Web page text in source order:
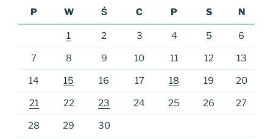
P
W Ś C P S N
1 2 3 4 5 6
7 8 9 10 11 12 13
14 15 16 17 18 19 20
21 22 23 24 25 26 27
28 29 30